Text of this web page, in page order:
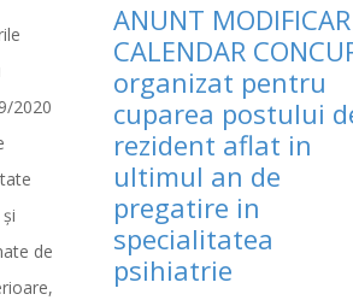
2020
de
ANUNT
CALENDAR
organizat pentru
cuparea postului
rezident aflat in
ultimul an de
pregatire in
specialitatea
psihiatrie